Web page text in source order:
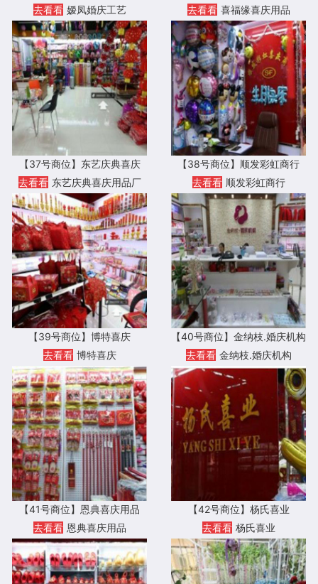
去看看 嫒凤婚庆工艺
去看看 喜福缘喜庆用品
【37号商位】东艺庆典喜庆
去看看 东艺庆典喜庆用品厂
【38号商位】顺发彩虹商行
去看看 顺发彩虹商行
【39号商位】博特喜庆
去看看 博特喜庆
【40号商位】金纳枝.婚庆机构
去看看 金纳枝.婚庆机构
【41号商位】恩典喜庆用品
去看看 恩典喜庆用品
【42号商位】杨氏喜业
去看看 杨氏喜业